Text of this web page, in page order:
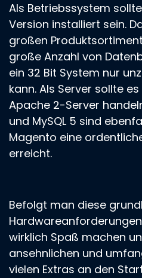
Als Betriebssystem
Version installiert sein.
großen
große Anzahl von
ein 32 Bit System nur
kann. Als Server sollte
Apache 2-Server
und MySQL 5 sind
Magento eine
erreicht.
Befolgt man diese
wirklich Spaß machen
ansehnlichen und
vielen Extras an den